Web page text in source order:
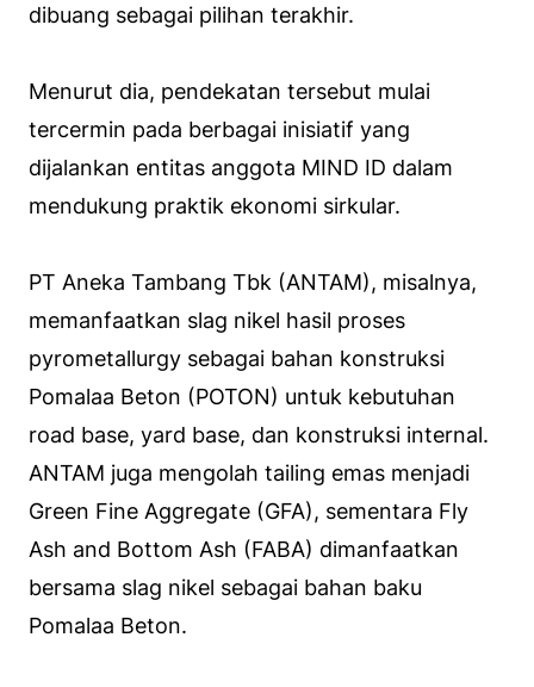
dibuang sebagai pilihan terakhir.
Menurut dia, pendekatan tersebut mulai
tercermin pada berbagai inisiatif yang
dijalankan entitas anggota MIND ID dalam
mendukung praktik ekonomi sirkular.
PT Aneka Tambang Tbk (ANTAM), misalnya,
memanfaatkan slag nikel hasil proses
pyrometallurgy sebagai bahan konstruksi
Pomalaa Beton (POTON) untuk kebutuhan
road base, yard base, dan konstruksi internal.
ANTAM juga mengolah tailing emas menjadi
Green Fine Aggregate (GFA), sementara Fly
Ash and Bottom Ash (FABA) dimanfaatkan
bersama slag nikel sebagai bahan baku
Pomalaa Beton.